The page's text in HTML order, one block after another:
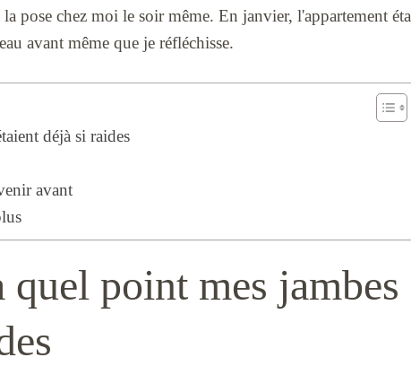
pose chez moi le soir même. En janvier, l'appartement
avant même que je réfléchisse.
déjà si raides
avant
quel point mes jambes